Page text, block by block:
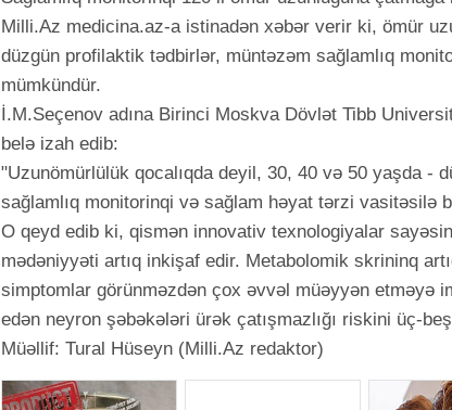
Milli.Az medicina.az-a istinadən xəbər verir ki, ömür
düzgün profilaktik tədbirlər, müntəzəm sağlamlıq
mümkündür.
İ.M.Seçenov adına Birinci Moskva Dövlət Tibb
belə izah edib:
"Uzunömürlülük qocalıqda deyil, 30, 40 və 50 yaşda -
sağlamlıq monitorinqi və sağlam həyat tərzi vasitəsilə
O qeyd edib ki, qismən innovativ texnologiyalar
mədəniyyəti artıq inkişaf edir. Metabolomik skrininq
simptomlar görünməzdən çox əvvəl müəyyən etməyə
edən neyron şəbəkələri ürək çatışmazlığı riskini üç-
Müəllif: Tural Hüseyn (Milli.Az redaktor)